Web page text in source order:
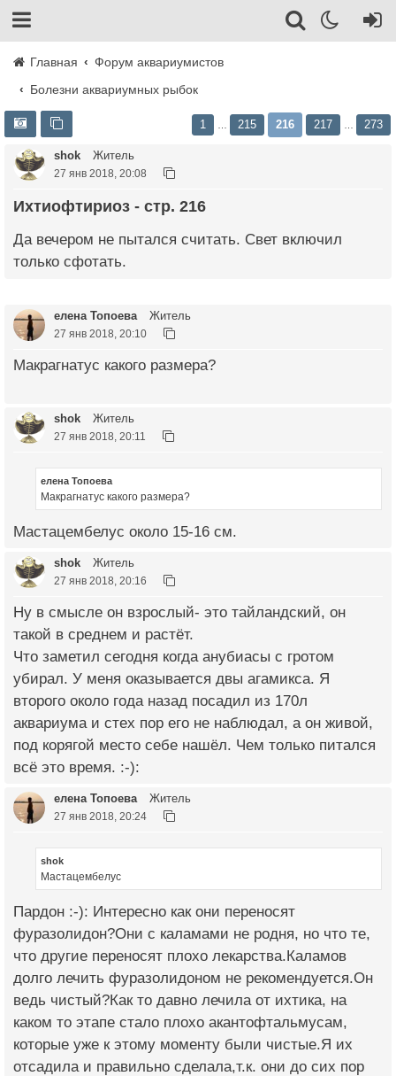
Главная
Форум аквариумистов
Болезни аквариумных рыбок
1 215 216 217 273
shok Житель
27 янв 2018, 20:08
Ихтиофтириоз - стр. 216
Да вечером не пытался считать. Свет включил
только сфотать.
елена Топоева Житель
27 янв 2018, 20:10
Макрагнатус какого размера?
shok Житель
27 янв 2018, 20:11
елена Топоева
Макрагнатус какого размера?
Мастацембелус около 15-16 см.
shok Житель
27 янв 2018, 20:16
Ну в смысле он взрослый- это тайландский, он
такой в среднем и растёт.
Что заметил сегодня когда анубиасы с гротом
убирал. У меня оказывается двы агамикса. Я
второго около года назад посадил из 170л
аквариума и стех пор его не наблюдал, а он живой,
под корягой место себе нашёл. Чем только питался
всё это время. :-):
елена Топоева Житель
27 янв 2018, 20:24
shok
Мастацембелус
Пардон :-): Интересно как они переносят
фуразолидон?Они с каламами не родня, но что те,
что другие переносят плохо лекарства.Каламов
долго лечить фуразолидоном не рекомендуется.Он
ведь чистый?Как то давно лечила от ихтика, на
каком то этапе стало плохо акантофтальмусам,
которые уже к этому моменту были чистые.Я их
отсадила и правильно сделала,т.к. они до сих пор